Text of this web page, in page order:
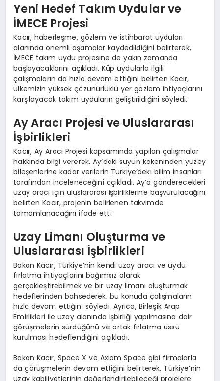
Yeni Hedef Takım Uydular ve
İMECE Projesi
Kacır, haberleşme, gözlem ve istihbarat uyduları
alanında önemli aşamalar kaydedildiğini belirterek,
İMECE takım uydu projesine de yakın zamanda
başlayacaklarını açıkladı. Küp uydularla ilgili
çalışmaların da hızla devam ettiğini belirten Kacır,
ülkemizin yüksek çözünürlüklü yer gözlem ihtiyaçlarını
karşılayacak takım uyduların geliştirildiğini söyledi.
Ay Aracı Projesi ve Uluslararası
İşbirlikleri
Kacır, Ay Aracı Projesi kapsamında yapılan çalışmalar
hakkında bilgi vererek, Ay’daki suyun kökeninden yüzey
bileşenlerine kadar verilerin Türkiye’deki bilim insanları
tarafından inceleneceğini açıkladı. Ay’a gönderecekleri
uzay aracı için uluslararası işbirliklerine başvurulacağını
belirten Kacır, projenin belirlenen takvimde
tamamlanacağını ifade etti.
Uzay Limanı Oluşturma ve
Uluslararası İşbirlikleri
Bakan Kacır, Türkiye’nin kendi uzay aracı ve uydu
fırlatma ihtiyaçlarını bağımsız olarak
gerçekleştirebilmek ve bir uzay limanı oluşturmak
hedeflerinden bahsederek, bu konuda çalışmaların
hızla devam ettiğini söyledi. Ayrıca, Birleşik Arap
Emirlikleri ile uzay alanında işbirliği yapılmasına dair
görüşmelerin sürdüğünü ve ortak fırlatma üssü
kurulması hedeflendiğini açıkladı.
Bakan Kacır, Space X ve Axiom Space gibi firmalarla
da görüşmelerin devam ettiğini belirterek, Türkiye’nin
uzay kabiliyetlerinin değerlendirilebileceği projelere